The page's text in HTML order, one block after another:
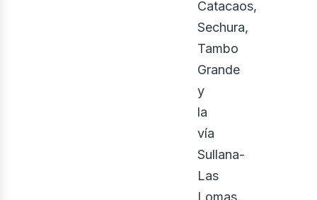
Catacaos,
Sechura,
Tambo
Grande
y
la
vía
Sullana-
Las
Lomas.